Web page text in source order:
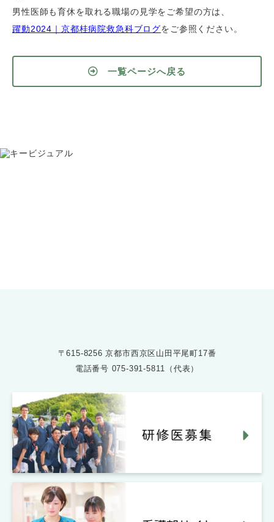
男性医師も育休を取れる職場の見学をご希望の方は、
躍動2024｜京都桂病院救急科ブログをご参照ください。
一覧ページへ戻る
〒615-8256 京都市西京区山田平尾町17番
電話番号 075-391-5811（代表）